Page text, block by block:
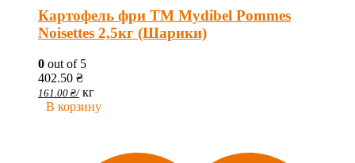
Картофель фри ТМ Mydibel Pommes
Noisettes 2,5кг (Шарики)
0 out of 5
402.50 ₴
161.00 ₴/ кг
В корзину